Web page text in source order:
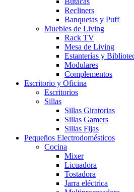
Recliners
Banquetas y Puff
Muebles de Living
Rack TV
Mesa de Living
Estanterías y
Modulares
Complementos
Escritorio y Oficina
Escritorios
Sillas
Sillas Giratorias
Sillas Gamers
Sillas Fijas
Pequeños Electrodomésticos
Cocina
Mixer
Licuadora
Tostadora
Jarra eléctrica